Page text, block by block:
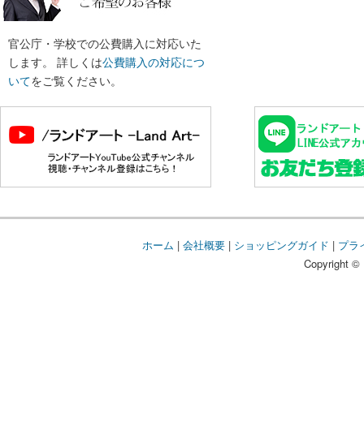
官公庁・学校での公費購入に対応いた
します。 詳しくは公費購入の対応につ
いてをご覧ください。
ホーム | 会社概要| ショッピングガイド | プラ
Copyright ©